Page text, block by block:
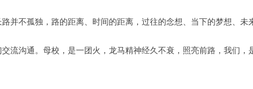
并不孤独，路的距离、时间的距离，过往的念想、当下的梦想、未
流沟通。母校，是一团火，龙马精神经久不衰，照亮前路，我们，